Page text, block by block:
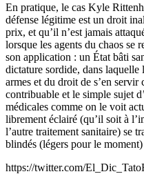
En pratique, le cas Kyle
défense légitime est un droit
prix, et qu’il n’est jamais
lorsque les agents du chaos se
son application : un État bâti
dictature sordide, dans
armes et du droit de s’en servir
contribuable et le simple sujet
médicales comme on le voit
librement éclairé (qu’il soit à
l’autre traitement sanitaire) se
blindés (légers pour le
https://twitter.com/